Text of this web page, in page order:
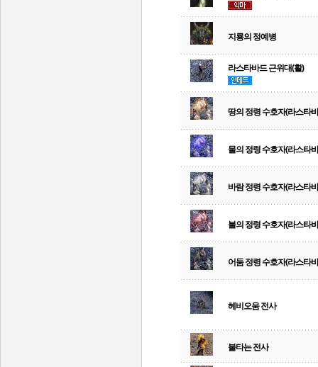
지룡의 정예병
라스타바드 근위대(활)
땅의 정령 수호자(라스타
물의 정령 수호자(라스타
바람 정령 수호자(라스타
불의 정령 수호자(라스타
어둠 정령 수호자(라스타
헤비오움 전사
불타는 전사